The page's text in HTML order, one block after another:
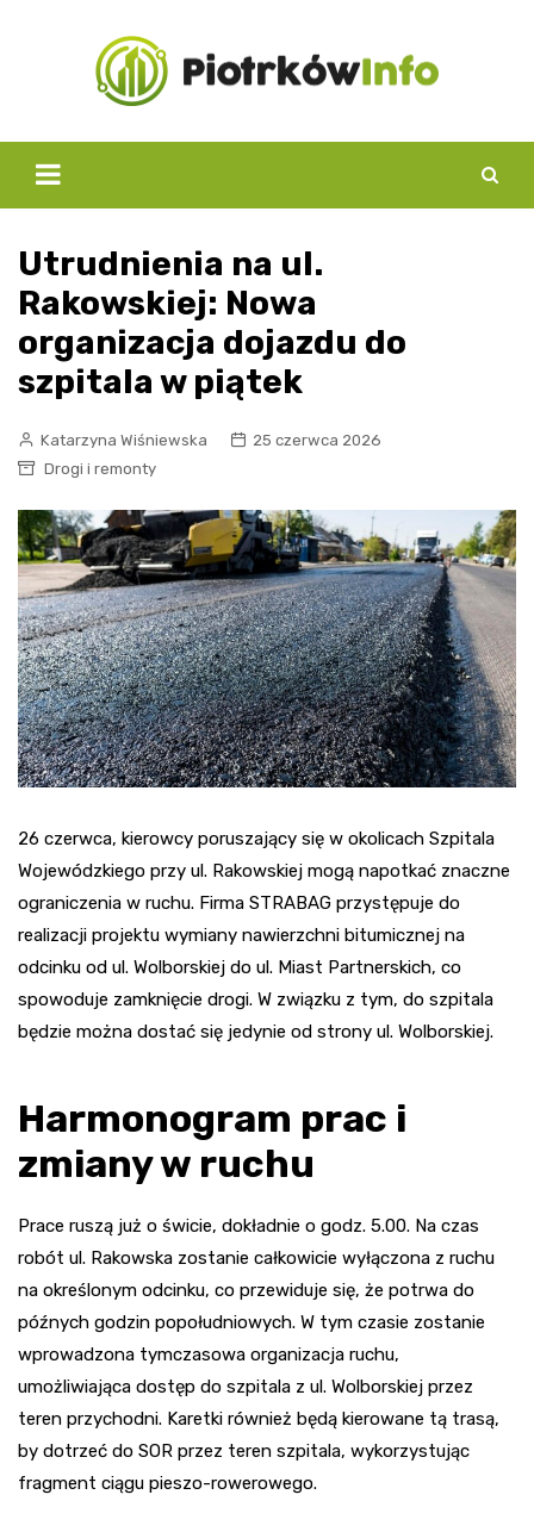
Utrudnienia na ul.
Rakowskiej: Nowa
organizacja dojazdu do
szpitala w piątek
Katarzyna Wiśniewska
25 czerwca 2026
Drogi i remonty
26 czerwca, kierowcy poruszający się w okolicach Szpitala
Wojewódzkiego przy ul. Rakowskiej mogą napotkać znaczne
ograniczenia w ruchu. Firma STRABAG przystępuje do
realizacji projektu wymiany nawierzchni bitumicznej na
odcinku od ul. Wolborskiej do ul. Miast Partnerskich, co
spowoduje zamknięcie drogi. W związku z tym, do szpitala
będzie można dostać się jedynie od strony ul. Wolborskiej.
Harmonogram prac i
zmiany w ruchu
Prace ruszą już o świcie, dokładnie o godz. 5.00. Na czas
robót ul. Rakowska zostanie całkowicie wyłączona z ruchu
na określonym odcinku, co przewiduje się, że potrwa do
późnych godzin popołudniowych. W tym czasie zostanie
wprowadzona tymczasowa organizacja ruchu,
umożliwiająca dostęp do szpitala z ul. Wolborskiej przez
teren przychodni. Karetki również będą kierowane tą trasą,
by dotrzeć do SOR przez teren szpitala, wykorzystując
fragment ciągu pieszo-rowerowego.